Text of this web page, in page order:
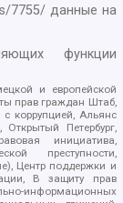
7755/ данные на
функции
и европейской
прав граждан Штаб,
коррупцией, Альянс
Петербург,
инициатива,
преступности,
Центр поддержки и
В защиту прав
информационных